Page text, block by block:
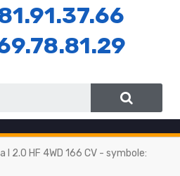
I 2.0 HF 4WD 166 CV - symbole: